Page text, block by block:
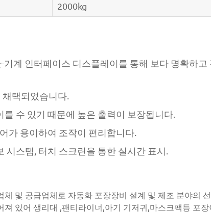
2000kg
기계 인터페이스 디스플레이를 통해 보다 명확하
택되었습니다.
수 있기 때문에 높은 출력이 보장됩니다.
가 용이하여 조작이 편리합니다.
시스템, 터치 스크린을 통한 실시간 표시.
및 공급업체로 자동화 포장장비 설계 및 제조 분야의
있어 생리대 ,팬티라이너,아기 기저귀,마스크팩등 포